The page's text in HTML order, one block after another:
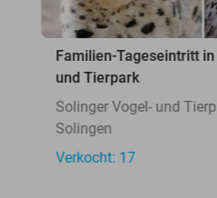
Familien-Tageseintritt
und Tierpark
Solinger Vogel- und
Solingen
Verkocht: 17